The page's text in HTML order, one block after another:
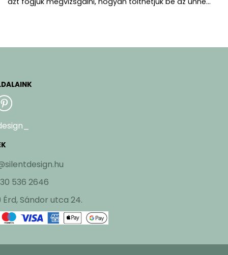
536 2646
Érd, Sándor utca 24.